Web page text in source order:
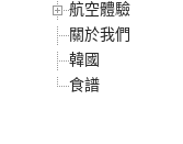
航空體驗
關於我們
韓國
食譜